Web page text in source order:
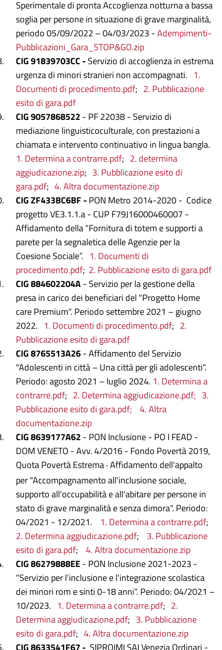
Sperimentale di pronta Accoglienza notturna a bassa
soglia per persone in situazione di grave marginalità,
periodo 05/09/2022 – 04/03/2023 -Adempimenti-
Pubblicazioni_Gara_STOP&GO.zip
CIG 91839703CC -Servizio di accoglienza in estrema
urgenza di minori stranieri non accompagnati. 1.
Documenti di procedimento.pdf; 2. Pubblicazione
esito di gara.pdf
CIG 9057868522 - PF 22038 - Servizio di
mediazione linguisticoculturale, con prestazioni a
chiamata e intervento continuativo in lingua bangla.
1. Determina a contrarre.pdf; 2. determina
aggiudicazione.zip; 3. Pubblicazione esito di
gara.pdf; 4. Altra documentazione.zip
CIG ZF433BC6BF -PON Metro 2014-2020 - Codice
progetto VE3.1.1.a - CUP F79J16000460007 -
Affidamento della “Fornitura di totem e supporti a
parete per la segnaletica delle Agenzie per la
Coesione Sociale”. 1. Documenti di
procedimento.pdf; 2. Pubblicazione esito di gara.pdf
CIG 884602204A- Servizio per la gestione della
presa in carico dei beneficiari del "Progetto Home
care Premium". Periodo settembre 2021 – giugno
2022. 1. Documenti di procedimento.pdf; 2.
Pubblicazione esito di gara.pdf
CIG 8765513A26- Affidamento del Servizio
"Adolescenti in città – Una città per gli adolescenti".
Periodo: agosto 2021 – luglio 2024. 1. Determina a
contrarre.pdf; 2. Determina aggiudicazione.pdf; 3.
Pubblicazione esito di gara.pdf;
4. Altra
documentazione.zip
CIG 8639177A62 - PON Inclusione - PO I FEAD -
DOM VENETO - Avv. 4/2016 - Fondo Povertà 2019,
Quota Povertà Estrema - Affidamento dell'appalto
per "Accompagnamento all'inclusione sociale,
supporto all'occupabilità e all'abitare per persone in
stato di grave marginalità e senza dimora". Periodo:
04/2021 - 12/2021. 1. Determina a contrarre.pdf;
2. Determina aggiudicazione.pdf; 3. Pubblicazione
esito di gara.pdf; 4. Altra documentazione.zip
CIG 86279888EE- PON Inclusione 2021-2023 -
“Servizio per l'inclusione e l'integrazione scolastica
dei minori rom e sinti 0-18 anni". Periodo: 04/2021 –
10/2023. 1. Determina a contrarre.pdf; 2.
Determina aggiudicazione.pdf; 3. Pubblicazione
esito di gara.pdf; 4. Altra documentazione.zip
CIG 8633541F67 - SIPROIMI SAI Venezia Ordinari -